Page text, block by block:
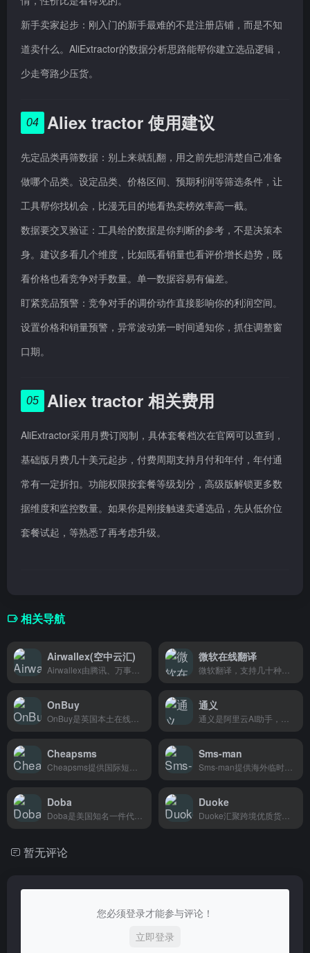
新手卖家起步：刚入门的新手最难的不是注册店铺，而是不知
道卖什么。AliExtractor的数据分析思路能帮你建立选品逻辑，
少走弯路少压货。
04 Aliex tractor 使用建议
先定品类再筛数据：别上来就乱翻，用之前先想清楚自己准备
做哪个品类。设定品类、价格区间、预期利润等筛选条件，让
工具帮你找机会，比漫无目的地看热卖榜效率高一截。
数据要交叉验证：工具给的数据是你判断的参考，不是决策本
身。建议多看几个维度，比如既看销量也看评价增长趋势，既
看价格也看竞争对手数量。单一数据容易有偏差。
盯紧竞品预警：竞争对手的调价动作直接影响你的利润空间。
设置价格和销量预警，异常波动第一时间通知你，抓住调整窗
口期。
05 Aliex tractor 相关费用
AliExtractor采用月费订阅制，具体套餐档次在官网可以查到，
基础版月费几十美元起步，付费周期支持月付和年付，年付通
常有一定折扣。功能权限按套餐等级划分，高级版解锁更多数
据维度和监控数量。如果你是刚接触速卖通选品，先从低价位
套餐试起，等熟悉了再考虑升级。
相关导航
Airwallex(空中云汇) 微软在线翻译
OnBuy 通义
Cheapsms Sms-man
Doba Duoke
暂无评论
您必须登录才能参与评论！
立即登录